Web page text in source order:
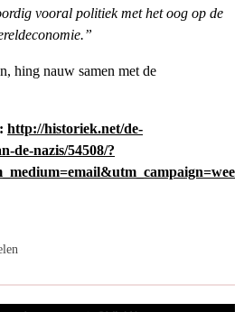
vooral politiek met het oog op de
hing nauw samen met de
http://historiek.net/de-
de-nazis/54508/?